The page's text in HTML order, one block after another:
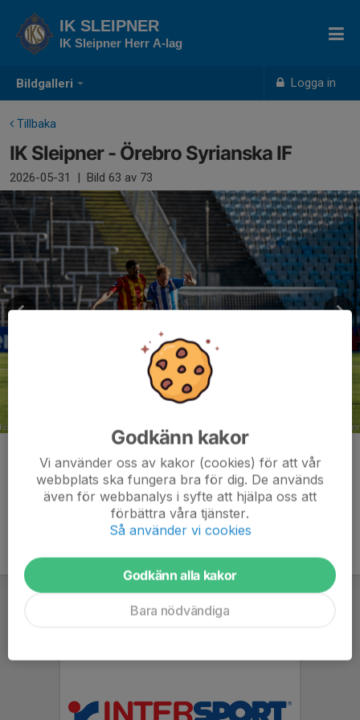
Bildgalleri Logga in
IK SLEIPNER
IK Sleipner Herr A-lag
Tillbaka
IK Sleipner - Örebro Syrianska IF
2026-05-31 | Bild 63 av 73
Kommentarer
Godkänn kakor
Vi använder oss av kakor (cookies) för att vår
webbplats ska fungera bra för dig. De används
även för webbanalys i syfte att hjälpa oss att
förbättra våra tjänster.
Så använder vi cookies
Godkänn alla kakor
Bara nödvändiga